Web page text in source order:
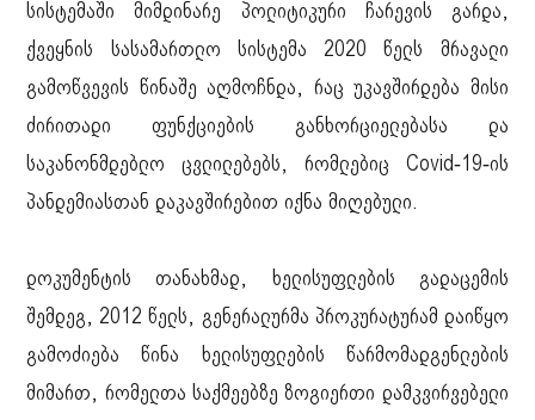
სისტემაში მიმდინარე პოლიტიკური ჩარევის გარდა,
ქვეყნის სასამართლო სისტემა 2020 წელს მრავალი
გამოწვევის წინაშე აღმოჩნდა, რაც უკავშირდება მისი
ძირითადი ფუნქციების განხორციელებასა და
საკანონმდებლო ცვლილებებს, რომლებიც Covid-19-ის
პანდემიასთან დაკავშირებით იქნა მიღებული.
დოკუმენტის თანახმად, ხელისუფლების გადაცემის
შემდეგ, 2012 წელს, გენერალურმა პროკურატურამ დაიწყო
გამოძიება წინა ხელისუფლების წარმომადგენლების
მიმართ, რომელთა საქმეებზე ზოგიერთი დამკვირვებელი